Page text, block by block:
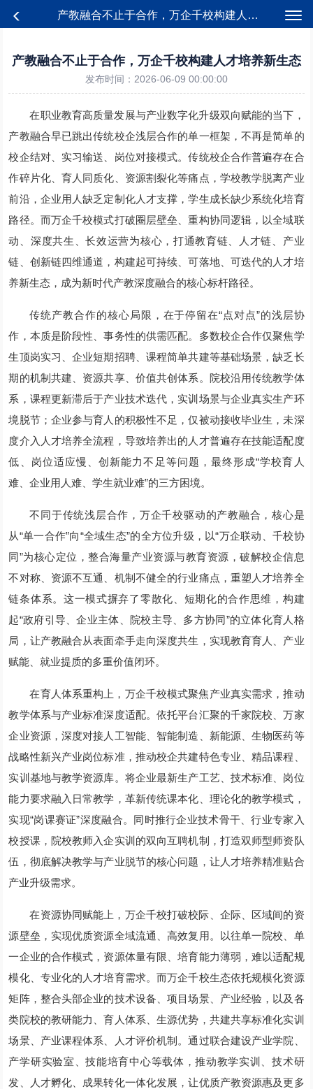
产教融合不止于合作，万企千校构建人才培养新生态
产教融合不止于合作，万企千校构建人才培养新生态
发布时间：2026-06-09 00:00:00
在职业教育高质量发展与产业数字化升级双向赋能的当下，
产教融合早已跳出传统校企浅层合作的单一框架，不再是简单的
校企结对、实习输送、岗位对接模式。传统校企合作普遍存在合
作碎片化、育人同质化、资源割裂化等痛点，学校教学脱离产业
前沿，企业用人缺乏定制化人才支撑，学生成长缺少系统化培育
路径。而万企千校模式打破圈层壁垒、重构协同逻辑，以全域联
动、深度共生、长效运营为核心，打通教育链、人才链、产业
链、创新链四维通道，构建起可持续、可落地、可迭代的人才培
养新生态，成为新时代产教深度融合的核心标杆路径。
传统产教合作的核心局限，在于停留在“点对点”的浅层协
作，本质是阶段性、事务性的供需匹配。多数校企合作仅聚焦学
生顶岗实习、企业短期招聘、课程简单共建等基础场景，缺乏长
期的机制共建、资源共享、价值共创体系。院校沿用传统教学体
系，课程更新滞后于产业技术迭代，实训场景与企业真实生产环
境脱节；企业参与育人的积极性不足，仅被动接收毕业生，未深
度介入人才培养全流程，导致培养出的人才普遍存在技能适配度
低、岗位适应慢、创新能力不足等问题，最终形成“学校育人
难、企业用人难、学生就业难”的三方困境。
不同于传统浅层合作，万企千校驱动的产教融合，核心是
从“单一合作”向“全域生态”的全方位升级，以“万企联动、千校协
同”为核心定位，整合海量产业资源与教育资源，破解校企信息
不对称、资源不互通、机制不健全的行业痛点，重塑人才培养全
链条体系。这一模式摒弃了零散化、短期化的合作思维，构建
起“政府引导、企业主体、院校主导、多方协同”的立体化育人格
局，让产教融合从表面牵手走向深度共生，实现教育育人、产业
赋能、就业提质的多重价值闭环。
在育人体系重构上，万企千校模式聚焦产业真实需求，推动
教学体系与产业标准深度适配。依托平台汇聚的千家院校、万家
企业资源，深度对接人工智能、智能制造、新能源、生物医药等
战略性新兴产业岗位标准，推动校企共建特色专业、精品课程、
实训基地与教学资源库。将企业最新生产工艺、技术标准、岗位
能力要求融入日常教学，革新传统课本化、理论化的教学模式，
实现“岗课赛证”深度融合。同时推行企业技术骨干、行业专家入
校授课，院校教师入企实训的双向互聘机制，打造双师型师资队
伍，彻底解决教学与产业脱节的核心问题，让人才培养精准贴合
产业升级需求。
在资源协同赋能上，万企千校打破校际、企际、区域间的资
源壁垒，实现优质资源全域流通、高效复用。以往单一院校、单
一企业的合作模式，资源体量有限、培育能力薄弱，难以适配规
模化、专业化的人才培育需求。而万企千校生态依托规模化资源
矩阵，整合头部企业的技术设备、项目场景、产业经验，以及各
类院校的教研能力、育人体系、生源优势，共建共享标准化实训
场景、产业课程体系、人才评价机制。通过联合建设产业学院、
产学研实验室、技能培育中心等载体，推动教学实训、技术研
发、人才孵化、成果转化一体化发展，让优质产教资源惠及更多